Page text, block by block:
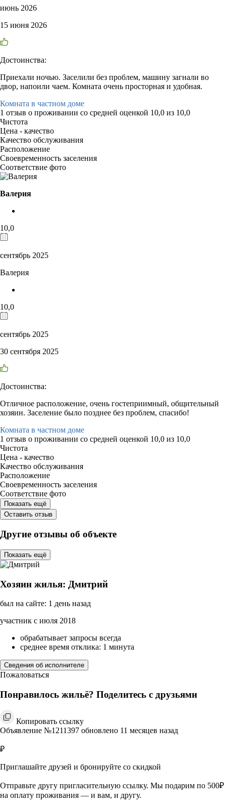
июнь 2026
15 июня 2026
Достоинства:
Приехали ночью. Заселили без проблем, машину загнали во
двор, напоили чаем. Комната очень просторная и удобная.
Комната в частном доме
1 отзыв о проживании со средней оценкой 10,0 из 10,0
Чистота
Цена - качество
Качество обслуживания
Расположение
Своевременность заселения
Соответствие фото
Валерия
10,0
сентябрь 2025
Валерия
10,0
сентябрь 2025
30 сентября 2025
Достоинства:
Отличное расположение, очень гостеприимный, общительный
хозяин. Заселение было позднее без проблем, спасибо!
Комната в частном доме
1 отзыв о проживании со средней оценкой 10,0 из 10,0
Чистота
Цена - качество
Качество обслуживания
Расположение
Своевременность заселения
Соответствие фото
Показать ещё
Оставить отзыв
Другие отзывы об объекте
Показать ещё
Хозяин жилья: Дмитрий
был на сайте: 1 день назад
участник с июля 2018
обрабатывает запросы всегда
среднее время отклика: 1 минута
Сведения об исполнителе
Пожаловаться
Понравилось жильё? Поделитесь с друзьями
Копировать ссылку
Объявление №1211397 обновлено 11 месяцев назад
₽
Приглашайте друзей и бронируйте со скидкой
Отправьте другу пригласительную ссылку. Мы подарим по 500₽
на оплату проживания — и вам, и другу.